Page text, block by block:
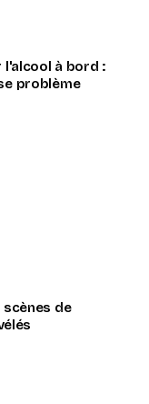
l'alcool à bord :
problème
scènes de